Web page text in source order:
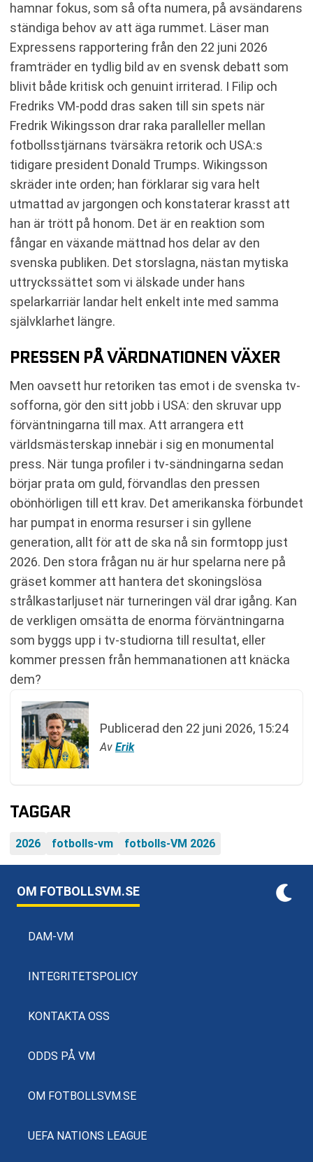
hamnar fokus, som så ofta numera, på avsändarens
ständiga behov av att äga rummet. Läser man
Expressens rapportering från den 22 juni 2026
framträder en tydlig bild av en svensk debatt som
blivit både kritisk och genuint irriterad. I Filip och
Fredriks VM-podd dras saken till sin spets när
Fredrik Wikingsson drar raka paralleller mellan
fotbollsstjärnans tvärsäkra retorik och USA:s
tidigare president Donald Trumps. Wikingsson
skräder inte orden; han förklarar sig vara helt
utmattad av jargongen och konstaterar krasst att
han är trött på honom. Det är en reaktion som
fångar en växande mättnad hos delar av den
svenska publiken. Det storslagna, nästan mytiska
uttryckssättet som vi älskade under hans
spelarkarriär landar helt enkelt inte med samma
självklarhet längre.
PRESSEN PÅ VÄRDNATIONEN VÄXER
Men oavsett hur retoriken tas emot i de svenska tv-
sofforna, gör den sitt jobb i USA: den skruvar upp
förväntningarna till max. Att arrangera ett
världsmästerskap innebär i sig en monumental
press. När tunga profiler i tv-sändningarna sedan
börjar prata om guld, förvandlas den pressen
obönhörligen till ett krav. Det amerikanska förbundet
har pumpat in enorma resurser i sin gyllene
generation, allt för att de ska nå sin formtopp just
2026. Den stora frågan nu är hur spelarna nere på
gräset kommer att hantera det skoningslösa
strålkastarljuset när turneringen väl drar igång. Kan
de verkligen omsätta de enorma förväntningarna
som byggs upp i tv-studiorna till resultat, eller
kommer pressen från hemmanationen att knäcka
dem?
Publicerad den 22 juni 2026, 15:24
Av Erik
TAGGAR
2026 fotbolls-vm fotbolls-VM 2026
OM FOTBOLLSVM.SE
DAM-VM
INTEGRITETSPOLICY
KONTAKTA OSS
ODDS PÅ VM
OM FOTBOLLSVM.SE
UEFA NATIONS LEAGUE